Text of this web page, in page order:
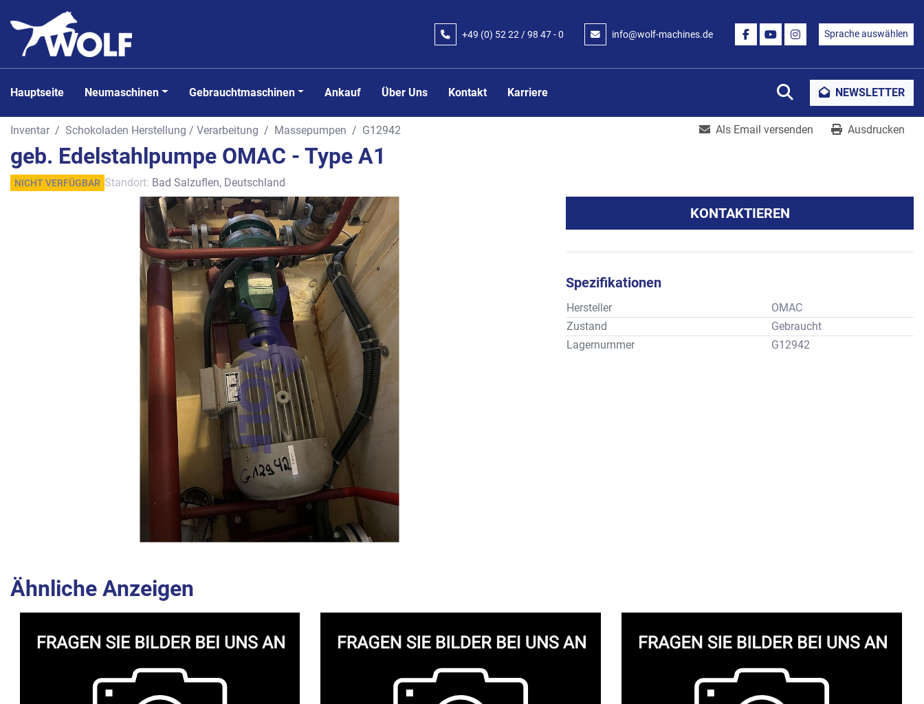
+49 (0) 52 22 / 98 47 - 0 info@wolf-machines.de
FACEBOOK
YOUTUBEINSTAGRAM
Sprache auswählen
Hauptseite Neumaschinen Gebrauchtmaschinen Ankauf Über Uns Kontakt Karriere SucheNEWSLETTER
Inventar Schokoladen Herstellung / Verarbeitung Massepumpen G12942 Als Email versenden Ausdrucken
geb. Edelstahlpumpe OMAC - Type A1
NICHT VERFÜGBAR Standort: Bad Salzuflen, Deutschland
KONTAKTIEREN
Spezifikationen
Hersteller
OMAC
Zustand
Gebraucht
Lagernummer
G12942
Ähnliche Anzeigen